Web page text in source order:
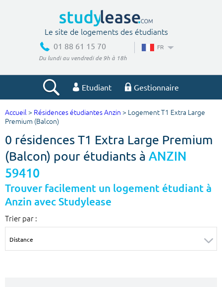
Le site de logements des étudiants
01 88 61 15 70
Du lundi au vendredi de 9h à 18h
FR
Etudiant Gestionnaire
Votre recherche
Ville, école
Budget min
€
Budget max
m² m²
Accueil > Résidences étudiantes Anzin > Logement T1 Extra Large
Premium (Balcon)
0 résidences T1 Extra Large Premium
(Balcon) pour étudiants à ANZIN
59410
Trouver facilement un logement étudiant à
Anzin avec Studylease
Trier par :